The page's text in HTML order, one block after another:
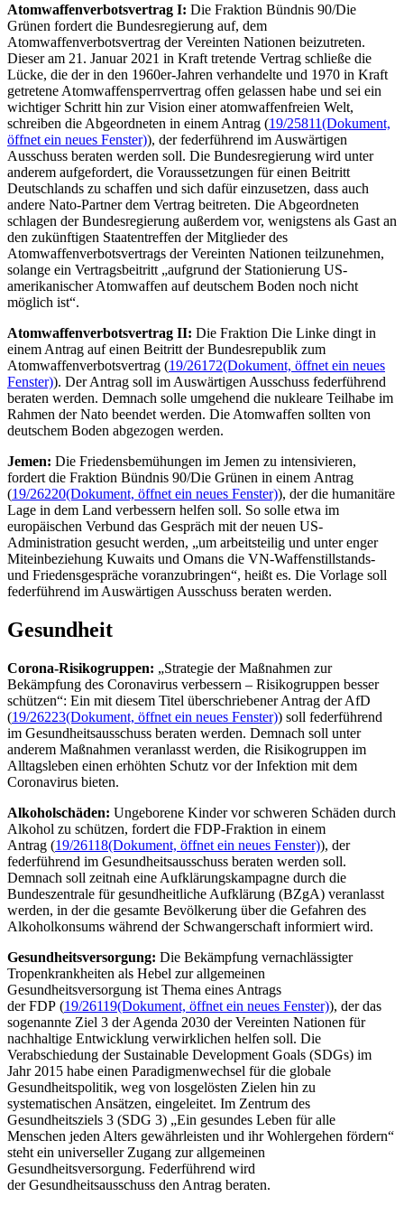
Atomwaffenverbotsvertrag I: Die Fraktion Bündnis 90/Die
Grünen fordert die Bundesregierung auf, dem
Atomwaffenverbotsvertrag der Vereinten Nationen beizutreten.
Dieser am 21. Januar 2021 in Kraft tretende Vertrag schließe die
Lücke, die der in den 1960er-Jahren verhandelte und 1970 in Kraft
getretene Atomwaffensperrvertrag offen gelassen habe und sei ein
wichtiger Schritt hin zur Vision einer atomwaffenfreien Welt,
schreiben die Abgeordneten in einem Antrag (19/25811(Dokument,
öffnet ein neues Fenster)), der federführend im Auswärtigen
Ausschuss beraten werden soll. Die Bundesregierung wird unter
anderem aufgefordert, die Voraussetzungen für einen Beitritt
Deutschlands zu schaffen und sich dafür einzusetzen, dass auch
andere Nato-Partner dem Vertrag beitreten. Die Abgeordneten
schlagen der Bundesregierung außerdem vor, wenigstens als Gast an
den zukünftigen Staatentreffen der Mitglieder des
Atomwaffenverbotsvertrags der Vereinten Nationen teilzunehmen,
solange ein Vertragsbeitritt „aufgrund der Stationierung US-
amerikanischer Atomwaffen auf deutschem Boden noch nicht
möglich ist“.
Atomwaffenverbotsvertrag II: Die Fraktion Die Linke dingt in
einem Antrag auf einen Beitritt der Bundesrepublik zum
Atomwaffenverbotsvertrag (19/26172(Dokument, öffnet ein neues
Fenster)). Der Antrag soll im Auswärtigen Ausschuss federführend
beraten werden. Demnach solle umgehend die nukleare Teilhabe im
Rahmen der Nato beendet werden. Die Atomwaffen sollten von
deutschem Boden abgezogen werden.
Jemen: Die Friedensbemühungen im Jemen zu intensivieren,
fordert die Fraktion Bündnis 90/Die Grünen in einem Antrag
(19/26220(Dokument, öffnet ein neues Fenster)), der die humanitäre
Lage in dem Land verbessern helfen soll. So solle etwa im
europäischen Verbund das Gespräch mit der neuen US-
Administration gesucht werden, „um arbeitsteilig und unter enger
Miteinbeziehung Kuwaits und Omans die VN-Waffenstillstands-
und Friedensgespräche voranzubringen“, heißt es. Die Vorlage soll
federführend im Auswärtigen Ausschuss beraten werden.
Gesundheit
Corona-Risikogruppen: „Strategie der Maßnahmen zur
Bekämpfung des Coronavirus verbessern – Risikogruppen besser
schützen“: Ein mit diesem Titel überschriebener Antrag der AfD
(19/26223(Dokument, öffnet ein neues Fenster)) soll federführend
im Gesundheitsausschuss beraten werden. Demnach soll unter
anderem Maßnahmen veranlasst werden, die Risikogruppen im
Alltagsleben einen erhöhten Schutz vor der Infektion mit dem
Coronavirus bieten.
Alkoholschäden: Ungeborene Kinder vor schweren Schäden durch
Alkohol zu schützen, fordert die FDP-Fraktion in einem
Antrag (19/26118(Dokument, öffnet ein neues Fenster)), der
federführend im Gesundheitsausschuss beraten werden soll.
Demnach soll zeitnah eine Aufklärungskampagne durch die
Bundeszentrale für gesundheitliche Aufklärung (BZgA) veranlasst
werden, in der die gesamte Bevölkerung über die Gefahren des
Alkoholkonsums während der Schwangerschaft informiert wird.
Gesundheitsversorgung: Die Bekämpfung vernachlässigter
Tropenkrankheiten als Hebel zur allgemeinen
Gesundheitsversorgung ist Thema eines Antrags
der FDP (19/26119(Dokument, öffnet ein neues Fenster)), der das
sogenannte Ziel 3 der Agenda 2030 der Vereinten Nationen für
nachhaltige Entwicklung verwirklichen helfen soll. Die
Verabschiedung der Sustainable Development Goals (SDGs) im
Jahr 2015 habe einen Paradigmenwechsel für die globale
Gesundheitspolitik, weg von losgelösten Zielen hin zu
systematischen Ansätzen, eingeleitet. Im Zentrum des
Gesundheitsziels 3 (SDG 3) „Ein gesundes Leben für alle
Menschen jeden Alters gewährleisten und ihr Wohlergehen fördern“
steht ein universeller Zugang zur allgemeinen
Gesundheitsversorgung. Federführend wird
der Gesundheitsausschuss den Antrag beraten.